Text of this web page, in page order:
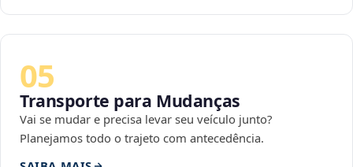
05
Transporte para Mudanças
Vai se mudar e precisa levar seu veículo junto?
Planejamos todo o trajeto com antecedência.